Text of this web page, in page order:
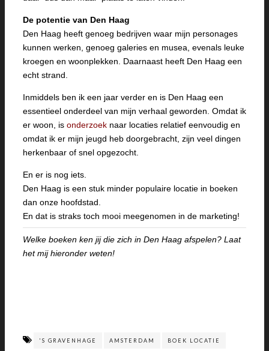
De potentie van Den Haag
Den Haag heeft genoeg bedrijven waar mijn personages
kunnen werken, genoeg galeries en musea, evenals leuke
kroegen en woonplekken. Daarnaast heeft Den Haag een
echt strand.
Inmiddels ben ik een jaar verder en is Den Haag een
essentieel onderdeel van mijn verhaal geworden. Omdat ik
er woon, is onderzoek naar locaties relatief eenvoudig en
omdat ik er mijn jeugd heb doorgebracht, zijn veel dingen
herkenbaar of snel opgezocht.
En er is nog iets.
Den Haag is een stuk minder populaire locatie in boeken
dan onze hoofdstad.
En dat is straks toch mooi meegenomen in de marketing!
Welke boeken ken jij die zich in Den Haag afspelen? Laat
het mij hieronder weten!
'S GRAVENHAGE AMSTERDAM BOEK LOCATIE